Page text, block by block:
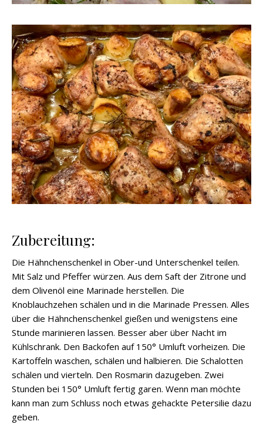
Zubereitung:
Die Hähnchenschenkel in Ober-und Unterschenkel teilen.
Mit Salz und Pfeffer würzen. Aus dem Saft der Zitrone und
dem Olivenöl eine Marinade herstellen. Die
Knoblauchzehen schälen und in die Marinade Pressen. Alles
über die Hähnchenschenkel gießen und wenigstens eine
Stunde marinieren lassen. Besser aber über Nacht im
Kühlschrank. Den Backofen auf 150° Umluft vorheizen. Die
Kartoffeln waschen, schälen und halbieren. Die Schalotten
schälen und vierteln. Den Rosmarin dazugeben. Zwei
Stunden bei 150° Umluft fertig garen. Wenn man möchte
kann man zum Schluss noch etwas gehackte Petersilie dazu
geben.